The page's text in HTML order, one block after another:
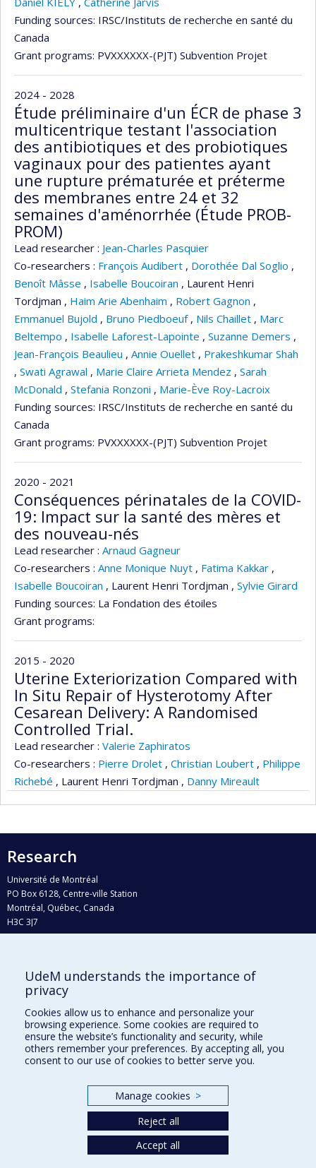
Funding sources: IRSC/Instituts de recherche en santé du
Canada
Grant programs: PVXXXXXX-(PJT) Subvention Projet
2024 - 2028
Étude préliminaire d'un ÉCR de phase 3
multicentrique testant l'association
des antibiotiques et des probiotiques
vaginaux pour des patientes ayant
une rupture prématurée et préterme
des membranes entre 24 et 32
semaines d'aménorrhée (Étude PROB-
PROM)
Lead researcher : Jean-Charles Pasquier
Co-researchers : François Audibert , Dorothée Dal Soglio ,
Benoît Mâsse , Isabelle Boucoiran , Laurent Henri
Tordjman , Haim Arie Abenhaim , Robert Gagnon ,
Emmanuel Bujold , Bruno Piedboeuf, Nils Chaillet , Marc
Beltempo , Isabelle Laforest-Lapointe , Suzanne Demers ,
Jean-François Beaulieu , Annie Ouellet , Prakeshkumar Shah
, Swati Agrawal , Marie Claire Arrieta Mendez , Sarah
McDonald , Stefania Ronzoni , Marie-Ève Roy-Lacroix
Funding sources: IRSC/Instituts de recherche en santé du
Canada
Grant programs: PVXXXXXX-(PJT) Subvention Projet
2020 - 2021
Conséquences périnatales de la COVID-
19: Impact sur la santé des mères et
des nouveau-nés
Lead researcher : Arnaud Gagneur
Co-researchers : Anne Monique Nuyt , Fatima Kakkar ,
Isabelle Boucoiran , Laurent Henri Tordjman , Sylvie Girard
Funding sources: La Fondation des étoiles
Grant programs:
2015 - 2020
Uterine Exteriorization Compared with
In Situ Repair of Hysterotomy After
Cesarean Delivery: A Randomised
Controlled Trial.
Lead researcher : Valerie Zaphiratos
Co-researchers : Pierre Drolet , Christian Loubert , Philippe
Richebé , Laurent Henri Tordjman , Danny Mireault
Research
Université de Montréal
PO Box 6128, Centre-ville Station
Montréal, Québec, Canada
H3C 3J7
Who does what?
Find us
Site map
Accessibility
UdeM understands the importance of
privacy
Cookies allow us to enhance and personalize your
browsing experience. Some cookies are required to
ensure the website’s functionality and security, while
others remember your preferences. By accepting all, you
consent to our use of cookies to better serve you.
Manage cookies >
Reject all
Accept all